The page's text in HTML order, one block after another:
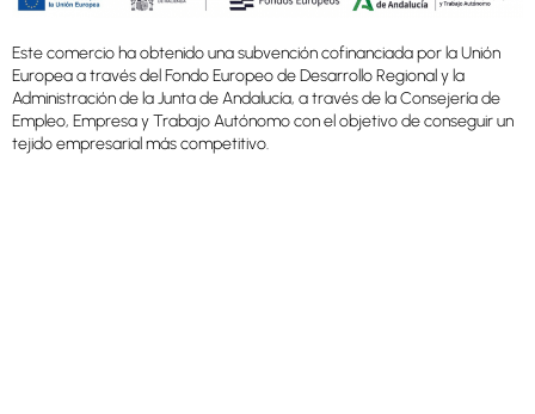
Este comercio ha obtenido una subvención cofinanciada por la Unión
Europea a través del Fondo Europeo de Desarrollo Regional y la
Administración de la Junta de Andalucía, a través de la Consejería de
Empleo, Empresa y Trabajo Autónomo con el objetivo de conseguir un
tejido empresarial más competitivo.